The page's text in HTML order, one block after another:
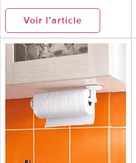
Voir l’article